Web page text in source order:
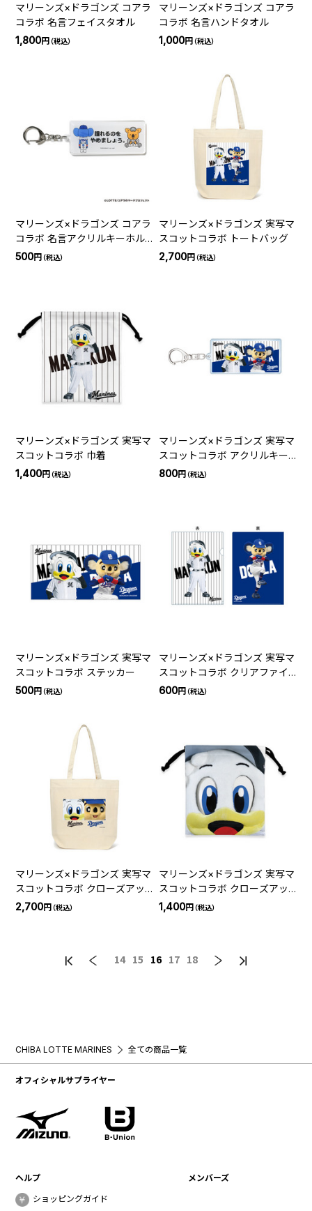
マリーンズ×ドラゴンズ コアラ
コラボ 名言フェイスタオル
1,800円（税込）
マリーンズ×ドラゴンズ コアラ
コラボ 名言ハンドタオル
1,000円（税込）
マリーンズ×ドラゴンズ コアラ
コラボ 名言アクリルキーホル
ダー
500円（税込）
マリーンズ×ドラゴンズ 実写マ
スコットコラボ トートバッグ
2,700円（税込）
マリーンズ×ドラゴンズ 実写マ
スコットコラボ 巾着
1,400円（税込）
マリーンズ×ドラゴンズ 実写マ
スコットコラボ アクリルキー
ホルダー
800円（税込）
マリーンズ×ドラゴンズ 実写マ
スコットコラボ ステッカー
500円（税込）
マリーンズ×ドラゴンズ 実写マ
スコットコラボ クリアファイ
ル
600円（税込）
マリーンズ×ドラゴンズ 実写マ
スコットコラボ クローズアッ
プトートバッグ
2,700円（税込）
マリーンズ×ドラゴンズ 実写マ
スコットコラボ クローズアッ
プ巾着
1,400円（税込）
14 15 16 17 18
CHIBA LOTTE MARINES 全ての商品一覧
オフィシャルサプライヤー
ヘルプ
ショッピングガイド
メンバーズ